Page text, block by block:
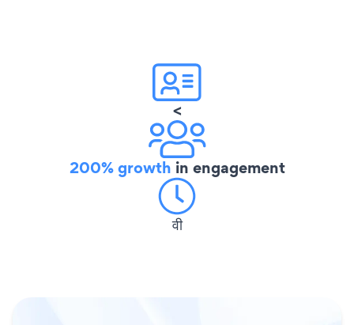
<
200% growth in engagement
वी